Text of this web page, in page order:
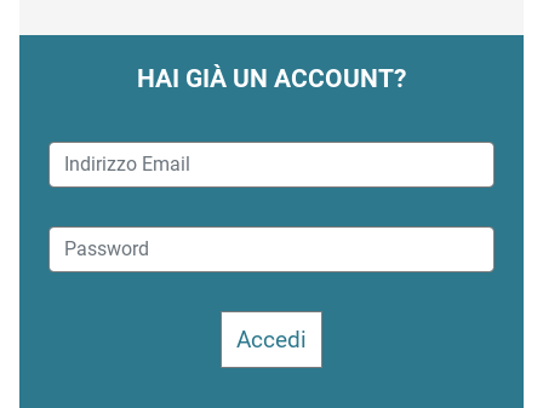
HAI GIÀ UN ACCOUNT?